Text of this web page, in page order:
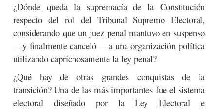
¿Dónde queda la supremacía de la Constitución
respecto del rol del Tribunal Supremo Electoral,
considerando que un juez penal mantuvo en suspenso
—y finalmente canceló— a una organización política
utilizando caprichosamente la ley penal?
¿Qué hay de otras grandes conquistas de la
transición? Una de las más importantes fue el sistema
electoral diseñado por la Ley Electoral e